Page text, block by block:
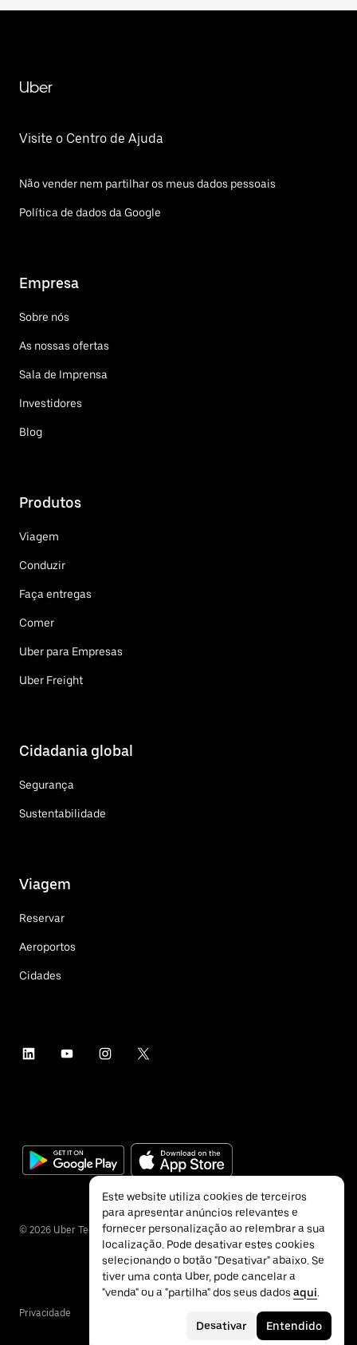
Uber
Visite o Centro de Ajuda
Não vender nem partilhar os meus dados pessoais
Política de dados da Google
Empresa
Sobre nós
As nossas ofertas
Sala de Imprensa
Investidores
Blog
Produtos
Viagem
Conduzir
Faça entregas
Comer
Uber para Empresas
Uber Freight
Cidadania global
Segurança
Sustentabilidade
Viagem
Reservar
Aeroportos
Cidades
© 2026 Uber Technologies Inc.
Privacidade
Este website utiliza cookies de terceiros
para apresentar anúncios relevantes e
fornecer personalização ao relembrar a sua
localização. Pode desativar estes cookies
selecionando o botão "Desativar" abaixo. Se
tiver uma conta Uber, pode cancelar a
"venda" ou a "partilha" dos seus dados aqui.
Desativar Entendido